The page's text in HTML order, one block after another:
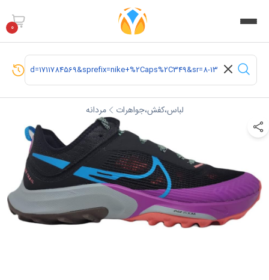
0
لباس،کفش،جواهرات مردانه